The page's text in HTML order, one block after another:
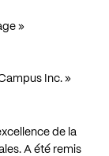
»
Inc. »
de la
A été remis